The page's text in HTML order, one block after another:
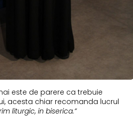
este de parere ca trebuie
acesta chiar recomanda lucrul
liturgic, in biserica.”